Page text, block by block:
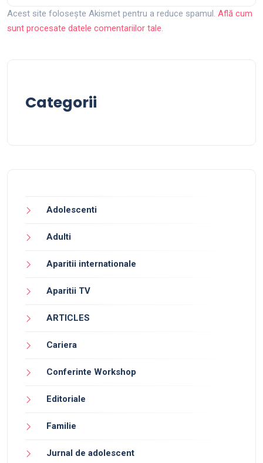
Acest site folosește Akismet pentru a reduce spamul. Află cum
sunt procesate datele comentariilor tale
Categorii
Adolescenti
Adulti
Aparitii internationale
Aparitii TV
ARTICLES
Cariera
Conferinte Workshop
Editoriale
Familie
Jurnal de adolescent